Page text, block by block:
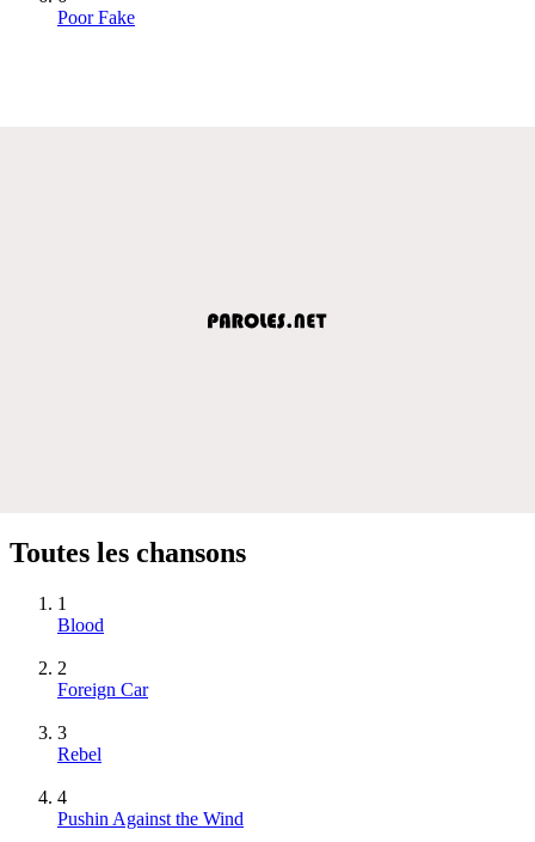
Poor Fake
Toutes les chansons
1
Blood
2
Foreign Car
3
Rebel
4
Pushin Against the Wind